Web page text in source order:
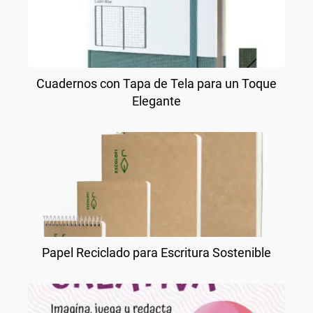
Cuadernos con Tapa de Tela para un Toque
Elegante
Papel Reciclado para Escritura Sostenible